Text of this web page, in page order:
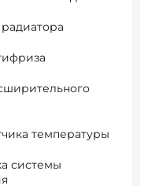
температуры
системы